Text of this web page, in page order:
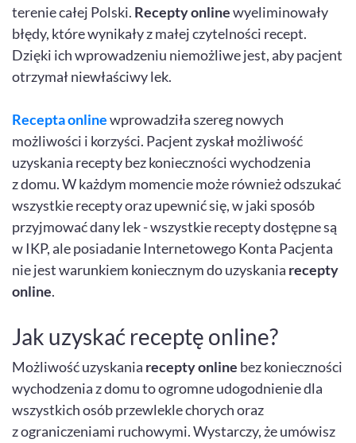
terenie całej Polski. Recepty onlinewyeliminowały
błędy, które wynikały z małej czytelności recept.
Dzięki ich wprowadzeniu niemożliwe jest, aby pacjent
otrzymał niewłaściwy lek.
Recepta onlinewprowadziła szereg nowych
możliwości i korzyści. Pacjent zyskał możliwość
uzyskania recepty bez konieczności wychodzenia
z domu. W każdym momencie może również odszukać
wszystkie recepty oraz upewnić się, w jaki sposób
przyjmować dany lek - wszystkie recepty dostępne są
w IKP, ale posiadanie Internetowego Konta Pacjenta
nie jest warunkiem koniecznym do uzyskania recepty
online.
Jak uzyskać receptę online?
Możliwość uzyskania recepty online bez konieczności
wychodzenia z domu to ogromne udogodnienie dla
wszystkich osób przewlekle chorych oraz
z ograniczeniami ruchowymi. Wystarczy, że umówisz